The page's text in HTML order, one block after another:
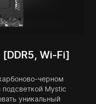
[DDR5, Wi-Fi]
черном
Mystic
уникальный